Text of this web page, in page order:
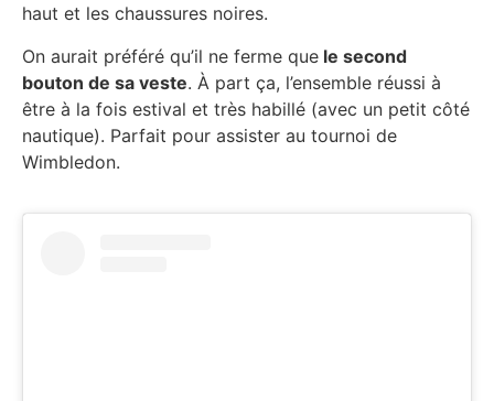
haut et les chaussures noires.
On aurait préféré qu’il ne ferme que le second
bouton de sa veste. À part ça, l’ensemble réussi à
être à la fois estival et très habillé (avec un petit côté
nautique). Parfait pour assister au tournoi de
Wimbledon.